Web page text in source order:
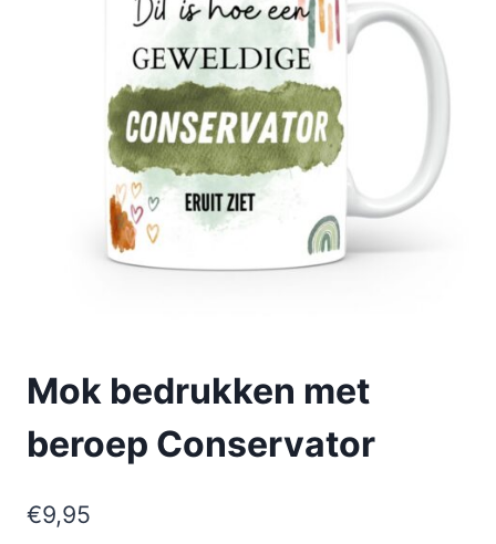
Mok bedrukken met
beroep Conservator
€9,95